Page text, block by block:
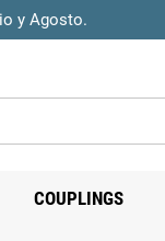
y Agosto.
COUPLINGS